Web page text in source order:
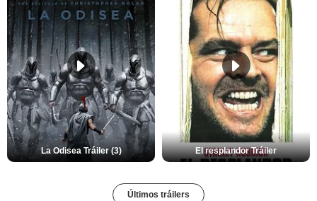
La Odisea Tráiler (3) El resplandor Tráiler
Últimos tráilers